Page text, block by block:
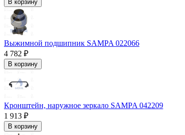
В корзину
Выжимной подшипник SAMPA 022066
4 782 ₽
В корзину
Кронштейн, наружное зеркало SAMPA 042209
1 913 ₽
В корзину